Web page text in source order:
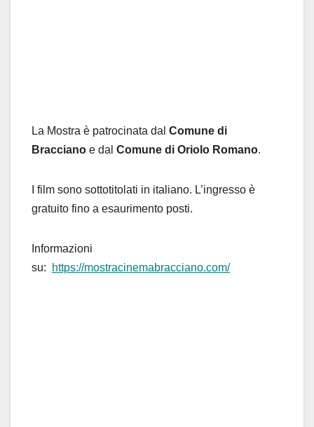
La Mostra è patrocinata dal Comune di
Bracciano e dal Comune di Oriolo Romano.
I film sono sottotitolati in italiano. L’ingresso è
gratuito fino a esaurimento posti.
Informazioni
su:
https://mostracinemabracciano.com/